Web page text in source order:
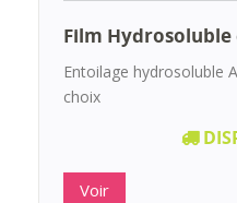
Film Hydrosoluble
Entoilage hydrosoluble
choix
Voir